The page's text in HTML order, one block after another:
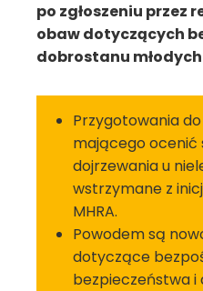
po zgłoszeniu przez
obaw dotyczących
dobrostanu
Przygotowania do
mającego ocenić
dojrzewania u
wstrzymane z
MHRA.
Powodem są
dotyczące
bezpieczeństwa